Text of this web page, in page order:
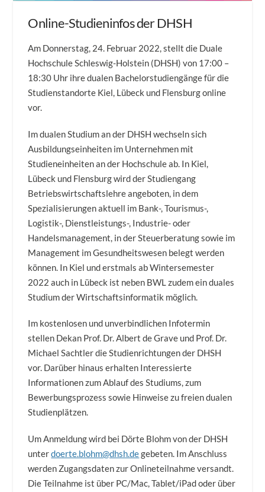
Online-Studieninfos der DHSH
Am Donnerstag, 24. Februar 2022, stellt die Duale
Hochschule Schleswig-Holstein (DHSH) von 17:00 –
18:30 Uhr ihre dualen Bachelorstudiengänge für die
Studienstandorte Kiel, Lübeck und Flensburg online
vor.
Im dualen Studium an der DHSH wechseln sich
Ausbildungseinheiten im Unternehmen mit
Studieneinheiten an der Hochschule ab. In Kiel,
Lübeck und Flensburg wird der Studiengang
Betriebswirtschaftslehre angeboten, in dem
Spezialisierungen aktuell im Bank-, Tourismus-,
Logistik-, Dienstleistungs-, Industrie- oder
Handelsmanagement, in der Steuerberatung sowie im
Management im Gesundheitswesen belegt werden
können. In Kiel und erstmals ab Wintersemester
2022 auch in Lübeck ist neben BWL zudem ein duales
Studium der Wirtschaftsinformatik möglich.
Im kostenlosen und unverbindlichen Infotermin
stellen Dekan Prof. Dr. Albert de Grave und Prof. Dr.
Michael Sachtler die Studienrichtungen der DHSH
vor. Darüber hinaus erhalten Interessierte
Informationen zum Ablauf des Studiums, zum
Bewerbungsprozess sowie Hinweise zu freien dualen
Studienplätzen.
Um Anmeldung wird bei Dörte Blohm von der DHSH
unterdoerte.blohm@dhsh.degebeten. Im Anschluss
werden Zugangsdaten zur Onlineteilnahme versandt.
Die Teilnahme ist über PC/Mac, Tablet/iPad oder über